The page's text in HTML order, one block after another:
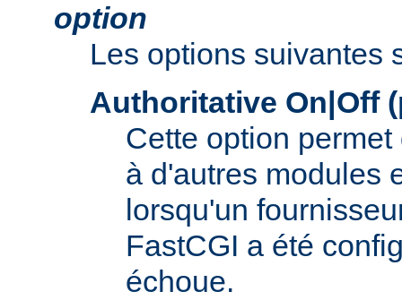
option
Les options suivantes
Authoritative On|Off
Cette option
à d'autres modules
lorsqu'un
FastCGI a été
échoue.